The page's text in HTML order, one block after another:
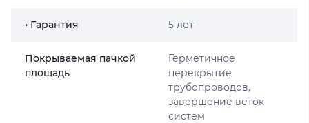
• Гарантия 5 лет
Покрываемая пачкой
площадь
Герметичное
перекрытие
трубопроводов,
завершение веток
систем